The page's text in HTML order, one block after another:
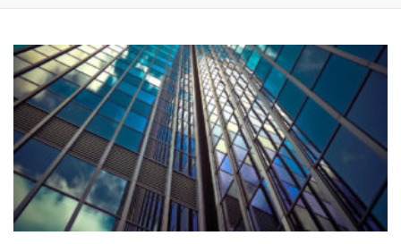
省庁別助成金/補助金 中小企業経営者 地銀担当者
個人向け情報 事例 富裕層ビジネス資格